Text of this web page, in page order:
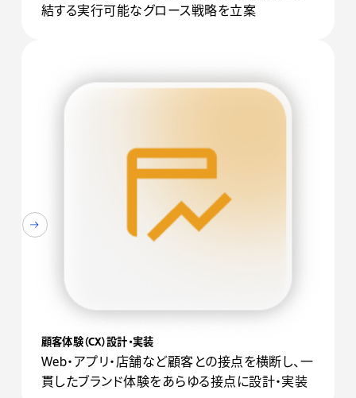
結する実行可能なグロース戦略を立案
顧客体験（CX）設計・実装
Web・アプリ・店舗など顧客との接点を横断し、一
貫したブランド体験をあらゆる接点に設計・実装